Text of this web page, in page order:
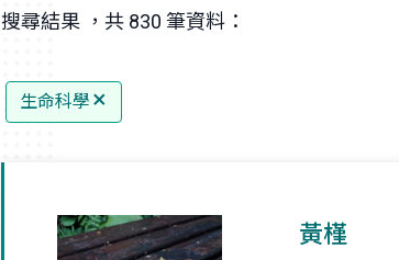
搜尋結果 ，共 830 筆資料：
生命科學
黃槿